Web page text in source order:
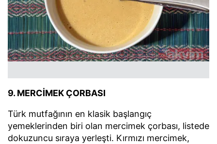
9. MERCİMEK ÇORBASI
Türk mutfağının en klasik başlangıç
yemeklerinden biri olan mercimek çorbası, listede
dokuzuncu sıraya yerleşti. Kırmızı mercimek,